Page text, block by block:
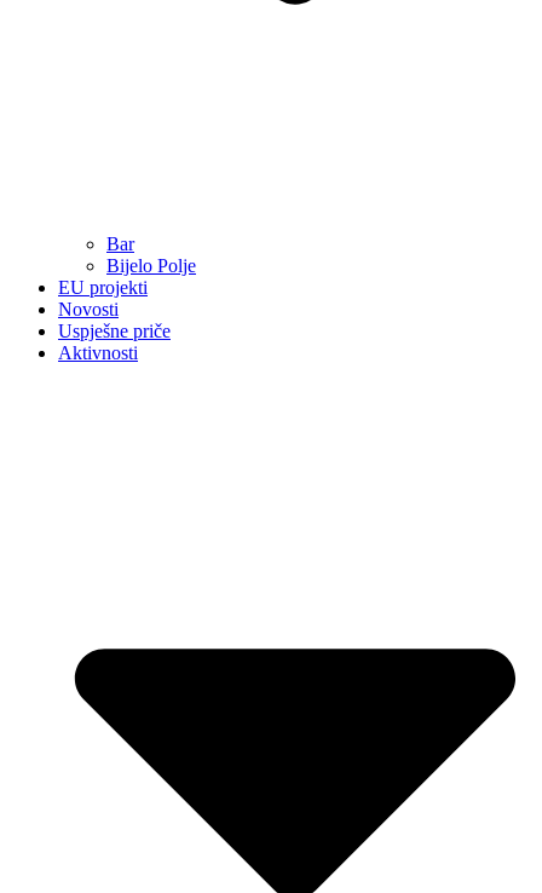
Bar
Bijelo Polje
EU projekti
Novosti
Uspješne priče
Aktivnosti